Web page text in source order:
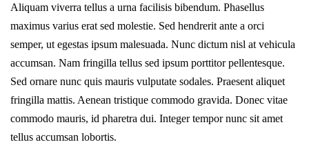
Aliquam viverra tellus a urna facilisis bibendum. Phasellus
maximus varius erat sed molestie. Sed hendrerit ante a orci
semper, ut egestas ipsum malesuada. Nunc dictum nisl at vehicula
accumsan. Nam fringilla tellus sed ipsum porttitor pellentesque.
Sed ornare nunc quis mauris vulputate sodales. Praesent aliquet
fringilla mattis. Aenean tristique commodo gravida. Donec vitae
commodo mauris, id pharetra dui. Integer tempor nunc sit amet
tellus accumsan lobortis.